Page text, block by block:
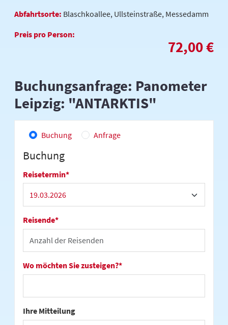
Abfahrtsorte: Blaschkoallee, Ullsteinstraße, Messedamm
Preis pro Person:
72,00 €
Buchungsanfrage: Panometer
Leipzig: "ANTARKTIS"
Buchung Anfrage
Buchung
Reisetermin*
Reisende*
Wo möchten Sie zusteigen?*
Ihre Mitteilung